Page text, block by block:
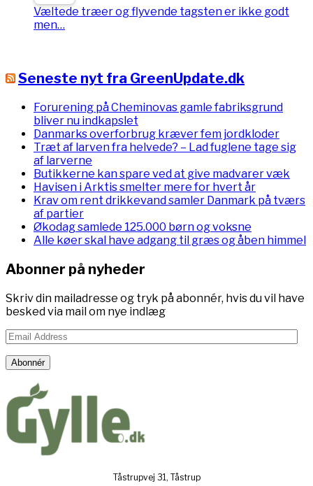
Væltede træer og flyvende tagsten er ikke godt
men…
Seneste nyt fra GreenUpdate.dk
Forurening på Cheminovas gamle fabriksgrund
bliver nu indkapslet
Danmarks overforbrug kræver fem jordkloder
Træt af larven fra helvede? – Lad fuglene tage sig
af larverne
Butikkerne kan spare ved at give madvarer væk
Havisen i Arktis smelter mere for hvert år
Krav om rent drikkevand samler Danmark på tværs
af partier
Økodag samlede 125.000 børn og voksne
Alle køer skal have adgang til græs og åben himmel
Abonner på nyheder
Skriv din mailadresse og tryk på abonnér, hvis du vil have
besked via mail om nye indlæg
Email
Address
Abonnér
Tåstrupvej 31, Tåstrup